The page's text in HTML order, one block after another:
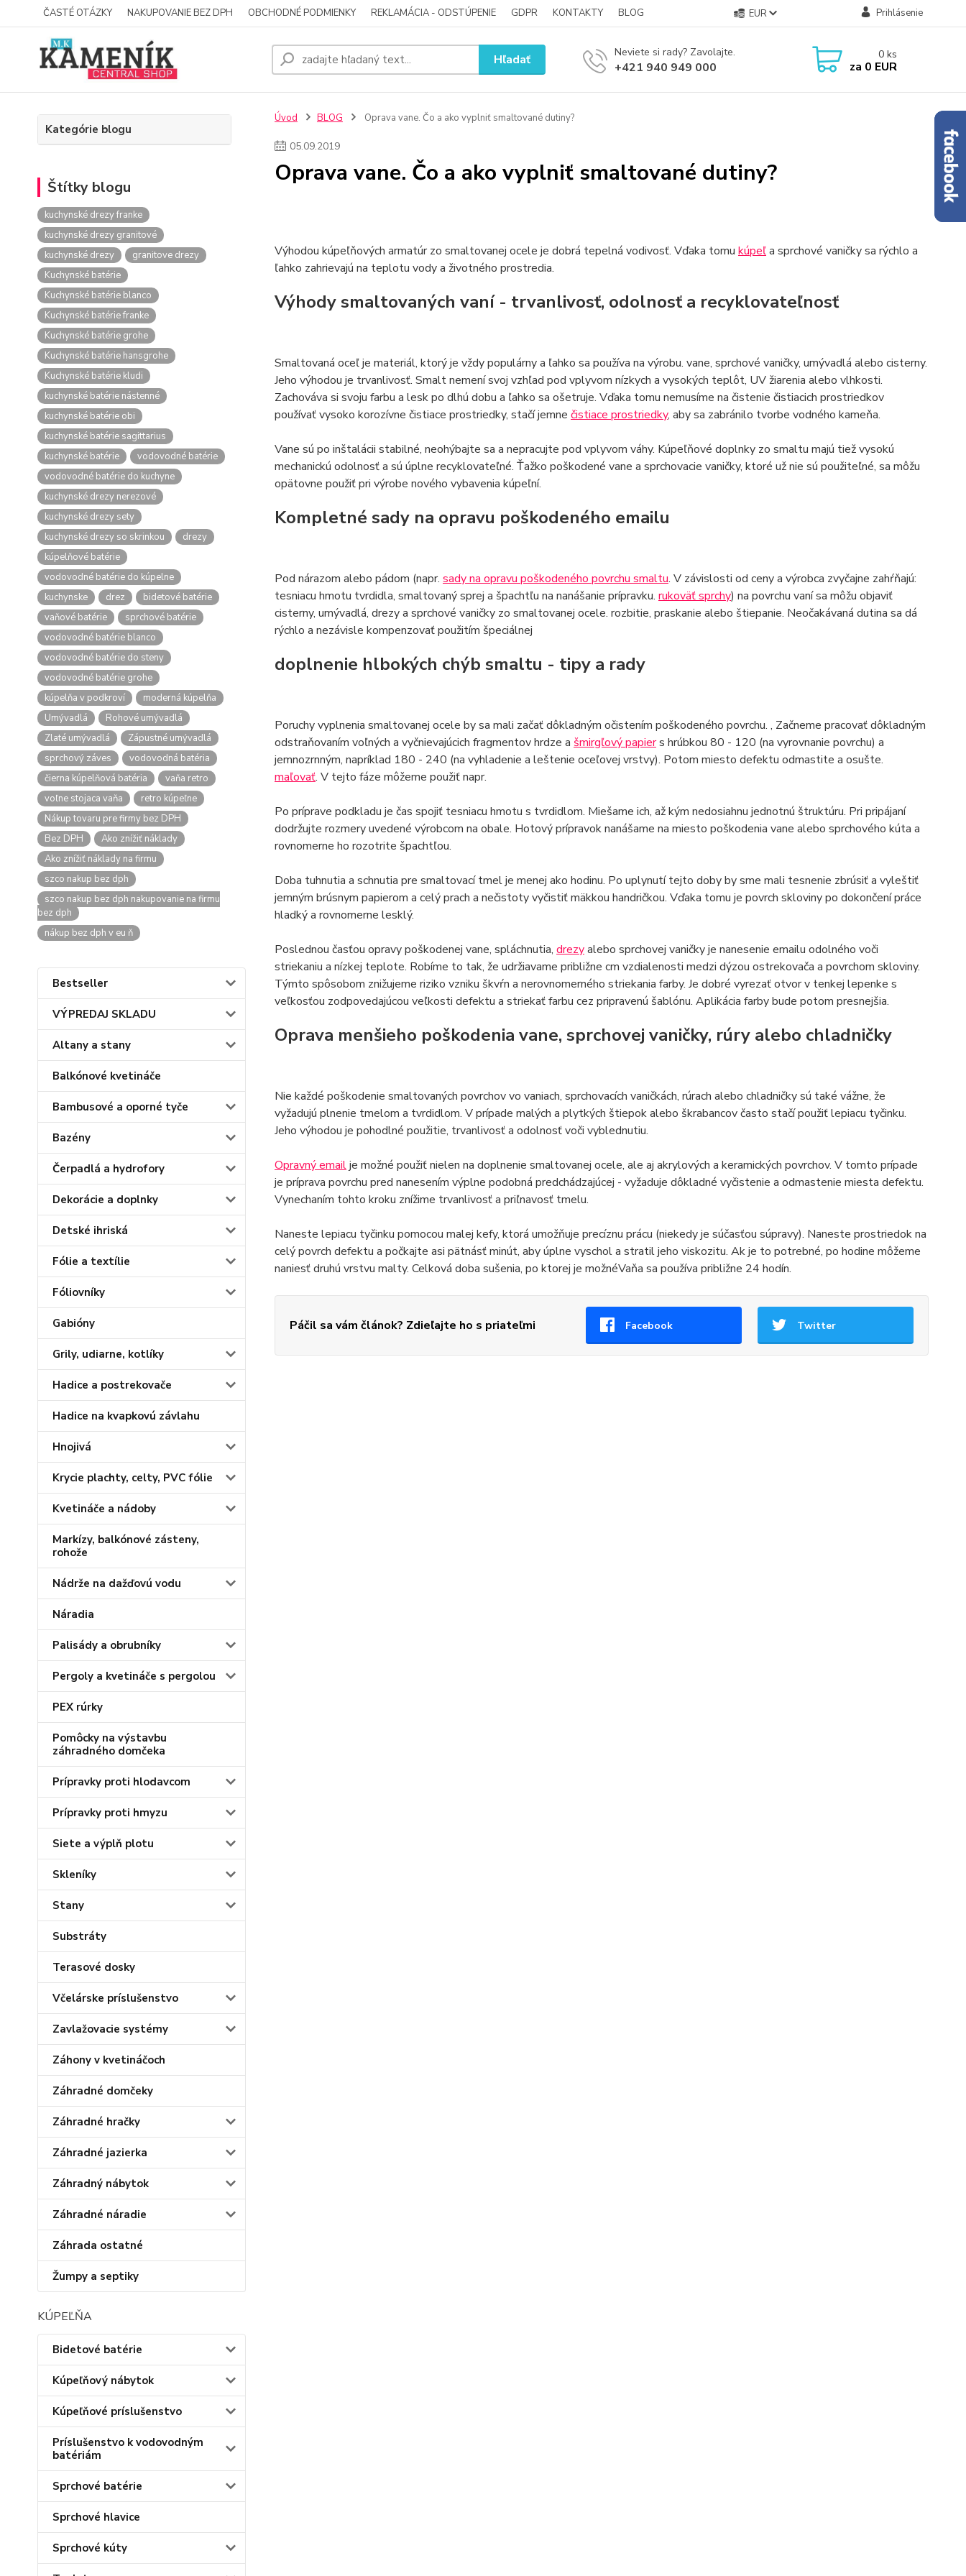
ČASTÉ OTÁZKY NAKUPOVANIE BEZ DPH OBCHODNÉ PODMIENKY REKLAMÁCIA - ODSTÚPENIE GDPR KONTAKTY BLOG EUR Prihlásenie
Hľadať Neviete si rady? Zavolajte.
+421 940 949 000
0 ks
za 0 EUR
Kategórie blogu
Štítky blogu
kuchynské drezy franke
kuchynské drezy granitové
kuchynské drezy
granitove drezy
Kuchynské batérie
Kuchynské batérie blanco
Kuchynské batérie franke
Kuchynské batérie grohe
Kuchynské batérie hansgrohe
Kuchynské batérie kludi
kuchynské batérie nástenné
kuchynské batérie obi
kuchynské batérie sagittarius
kuchynské batérie
vodovodné batérie
vodovodné batérie do kuchyne
kuchynské drezy nerezové
kuchynské drezy sety
kuchynské drezy so skrinkou
drezy
kúpelňové batérie
vodovodné batérie do kúpelne
kuchynske
drez
bidetové batérie
vaňové batérie
sprchové batérie
vodovodné batérie blanco
vodovodné batérie do steny
vodovodné batérie grohe
kúpelňa v podkroví
moderná kúpelňa
Umývadlá
Rohové umývadlá
Zlaté umývadlá
Zápustné umývadlá
sprchový záves
vodovodná batéria
čierna kúpelňová batéria
vaňa retro
voľne stojaca vaňa
retro kúpeľne
Nákup tovaru pre firmy bez DPH
Bez DPH
Ako znížiť náklady
Ako znížiť náklady na firmu
szco nakup bez dph
szco nakup bez dph nakupovanie na firmu
bez dph
nákup bez dph v eu ň
Bestseller
VÝPREDAJ SKLADU
Altany a stany
Balkónové kvetináče
Bambusové a oporné tyče
Bazény
Čerpadlá a hydrofory
Dekorácie a doplnky
Detské ihriská
Fólie a textílie
Fóliovníky
Gabióny
Grily, udiarne, kotlíky
Hadice a postrekovače
Hadice na kvapkovú závlahu
Hnojivá
Krycie plachty, celty, PVC fólie
Kvetináče a nádoby
Markízy, balkónové zásteny,
rohože
Nádrže na dažďovú vodu
Náradia
Palisády a obrubníky
Pergoly a kvetináče s pergolou
PEX rúrky
Pomôcky na výstavbu
záhradného domčeka
Prípravky proti hlodavcom
Prípravky proti hmyzu
Siete a výplň plotu
Skleníky
Stany
Substráty
Terasové dosky
Včelárske príslušenstvo
Zavlažovacie systémy
Záhony v kvetináčoch
Záhradné domčeky
Záhradné hračky
Záhradné jazierka
Záhradný nábytok
Záhradné náradie
Záhrada ostatné
Žumpy a septiky
KÚPEĽŇA
Bidetové batérie
Kúpeľňový nábytok
Kúpeľňové príslušenstvo
Príslušenstvo k vodovodným
batériám
Sprchové batérie
Sprchové hlavice
Sprchové kúty
Úvod BLOG Oprava vane. Čo a ako vyplniť smaltované dutiny?
05.09.2019
Oprava vane. Čo a ako vyplniť smaltované dutiny?
Výhodou kúpeľňových armatúr zo smaltovanej ocele je dobrá tepelná vodivosť. Vďaka tomu kúpeľa sprchové vaničky sa rýchlo a
ľahko zahrievajú na teplotu vody a životného prostredia.
Výhody smaltovaných vaní - trvanlivosť, odolnosť a recyklovateľnosť
Smaltovaná oceľ je materiál, ktorý je vždy populárny a ľahko sa používa na výrobu. vane, sprchové vaničky, umývadlá alebo cisterny.
Jeho výhodou je trvanlivosť. Smalt nemení svoj vzhľad pod vplyvom nízkych a vysokých teplôt, UV žiarenia alebo vlhkosti.
Zachováva si svoju farbu a lesk po dlhú dobu a ľahko sa ošetruje. Vďaka tomu nemusíme na čistenie čistiacich prostriedkov
používať vysoko korozívne čistiace prostriedky, stačí jemne čistiace prostriedky, aby sa zabránilo tvorbe vodného kameňa.
Vane sú po inštalácii stabilné, neohýbajte sa a nepracujte pod vplyvom váhy. Kúpeľňové doplnky zo smaltu majú tiež vysokú
mechanickú odolnosť a sú úplne recyklovateľné. Ťažko poškodené vane a sprchovacie vaničky, ktoré už nie sú použiteľné, sa môžu
opätovne použiť pri výrobe nového vybavenia kúpeľní.
Kompletné sady na opravu poškodeného emailu
Pod nárazom alebo pádom (napr. sady na opravu poškodeného povrchu smaltu. V závislosti od ceny a výrobca zvyčajne zahŕňajú:
tesniacu hmotu tvrdidla, smaltovaný sprej a špachtľu na nanášanie prípravku. rukoväť sprchy) na povrchu vaní sa môžu objaviť
cisterny, umývadlá, drezy a sprchové vaničky zo smaltovanej ocele. rozbitie, praskanie alebo štiepanie. Neočakávaná dutina sa dá
rýchlo a nezávisle kompenzovať použitím špeciálnej
doplnenie hlbokých chýb smaltu - tipy a rady
Poruchy vyplnenia smaltovanej ocele by sa mali začať dôkladným očistením poškodeného povrchu. , Začneme pracovať dôkladným
odstraňovaním voľných a vyčnievajúcich fragmentov hrdze a šmirgľový papiers hrúbkou 80 - 120 (na vyrovnanie povrchu) a
jemnozrnným, napríklad 180 - 240 (na vyhladenie a leštenie oceľovej vrstvy). Potom miesto defektu odmastite a osušte.
maľovať. V tejto fáze môžeme použiť napr.
Po príprave podkladu je čas spojiť tesniacu hmotu s tvrdidlom. Miešame ich, až kým nedosiahnu jednotnú štruktúru. Pri pripájaní
dodržujte rozmery uvedené výrobcom na obale. Hotový prípravok nanášame na miesto poškodenia vane alebo sprchového kúta a
rovnomerne ho rozotrite špachtľou.
Doba tuhnutia a schnutia pre smaltovací tmel je menej ako hodinu. Po uplynutí tejto doby by sme mali tesnenie zbrúsiť a vyleštiť
jemným brúsnym papierom a celý prach a nečistoty vyčistiť mäkkou handričkou. Vďaka tomu je povrch skloviny po dokončení práce
hladký a rovnomerne lesklý.
Poslednou časťou opravy poškodenej vane, spláchnutia, drezyalebo sprchovej vaničky je nanesenie emailu odolného voči
striekaniu a nízkej teplote. Robíme to tak, že udržiavame približne cm vzdialenosti medzi dýzou ostrekovača a povrchom skloviny.
Týmto spôsobom znižujeme riziko vzniku škvŕn a nerovnomerného striekania farby. Je dobré vyrezať otvor v tenkej lepenke s
veľkosťou zodpovedajúcou veľkosti defektu a striekať farbu cez pripravenú šablónu. Aplikácia farby bude potom presnejšia.
Oprava menšieho poškodenia vane, sprchovej vaničky, rúry alebo chladničky
Nie každé poškodenie smaltovaných povrchov vo vaniach, sprchovacích vaničkách, rúrach alebo chladničky sú také vážne, že
vyžadujú plnenie tmelom a tvrdidlom. V prípade malých a plytkých štiepok alebo škrabancov často stačí použiť lepiacu tyčinku.
Jeho výhodou je pohodlné použitie, trvanlivosť a odolnosť voči vyblednutiu.
Opravný emailje možné použiť nielen na doplnenie smaltovanej ocele, ale aj akrylových a keramických povrchov. V tomto prípade
je príprava povrchu pred nanesením výplne podobná predchádzajúcej - vyžaduje dôkladné vyčistenie a odmastenie miesta defektu.
Vynechaním tohto kroku znížime trvanlivosť a priľnavosť tmelu.
Naneste lepiacu tyčinku pomocou malej kefy, ktorá umožňuje precíznu prácu (niekedy je súčasťou súpravy). Naneste prostriedok na
celý povrch defektu a počkajte asi pätnásť minút, aby úplne vyschol a stratil jeho viskozitu. Ak je to potrebné, po hodine môžeme
naniesť druhú vrstvu malty. Celková doba sušenia, po ktorej je možnéVaňa sa používa približne 24 hodín.
Páčil sa vám článok? Zdieľajte ho s priateľmi Facebook Twitter